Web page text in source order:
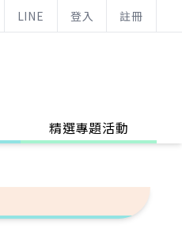
LINE 登入 註冊
精選專題活動